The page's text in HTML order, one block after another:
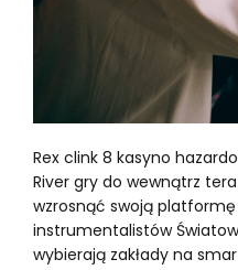
Rex clink 8 kasyno
River gry do wewnątrz
wzrosnąć swoją
instrumentalistów
wybierają zakłady na